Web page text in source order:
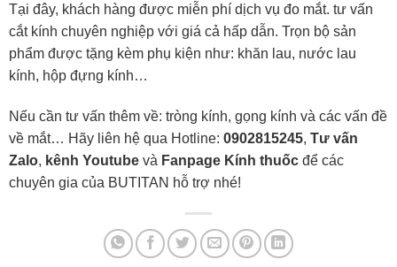
Tại đây, khách hàng được miễn phí dịch vụ đo mắt. tư vấn
cắt kính chuyên nghiệp với giá cả hấp dẫn. Trọn bộ sản
phẩm được tặng kèm phụ kiện như: khăn lau, nước lau
kính, hộp đựng kính…
Nếu cần tư vấn thêm về: tròng kính, gọng kính và các vấn đề
về mắt… Hãy liên hệ qua Hotline: 0902815245, Tư vấn
Zalo, kênh Youtubevà Fanpage Kính thuốcđể các
chuyên gia của BUTITAN hỗ trợ nhé!